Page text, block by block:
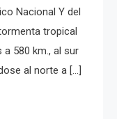
Nacional Y del
tropical
a 580 km., al sur
al norte a […]